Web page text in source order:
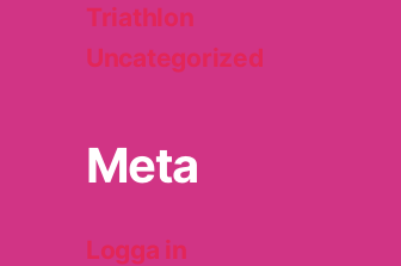
Triathlon
Uncategorized
Meta
Logga in